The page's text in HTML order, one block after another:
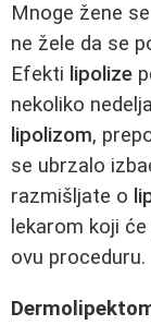
Mnoge žene
ne žele da se
Efekti lipolize
nekoliko
lipolizom,
se ubrzalo
razmišljate o
lekarom koji
ovu proceduru.